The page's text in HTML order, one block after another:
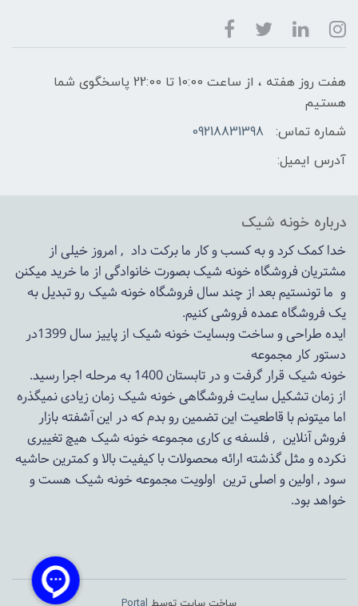
هفت روز هفته ، از ساعت 10:00 تا 22:00 پاسخگوی شما
هستیم
شماره تماس:
09218831398
آدرس ایمیل:
درباره خونه شیک
خدا کمک کرد و به کسب و کار ما برکت داد , امروز خیلی از
مشتریان فروشگاه خونه شیک بصورت خانوادگی از ما خرید میکنن
و ما تونستیم بعد از چند سال فروشگاهخونه شیکرو تبدیل به
یک فروشگاه عمده فروشی کنیم.
ایده طراحی و ساخت وبسایت خونه شیک از پاییز سال 1399در
دستور کار مجموعه
خونه شیک قرار گرفت و در تابستان 1400 به مرحله اجرا رسید.
از زمان تشکیل سایت فروشگاهیخونه شیکزمان زیادی نمیگذره
اما میتونم با قاطعیت این تضمین رو بدم که در این آشفته بازار
فروش آنلاین , فلسفه ی کاری مجموعهخونه شیک هیچ تغییری
نکرده و مثل گذشته ارائه محصولات با کیفیت بالا و کمترین حاشیه
سود , اولین و اصلی ترین اولویت مجموعهخونه شیک هست و
خواهد بود.